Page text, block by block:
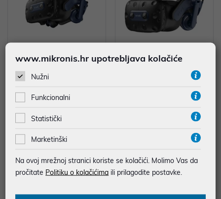
ASW004-00
849,00 €
ne Naočale P/N: 99HASZ003-00
www.mikronis.hr upotrebljava kolačiće
Nužni
Funkcionalni
Statistički
Marketinški
Na ovoj mrežnoj stranici koriste se kolačići. Molimo Vas da
pročitate Politiku o kolačićima ili prilagodite postavke.